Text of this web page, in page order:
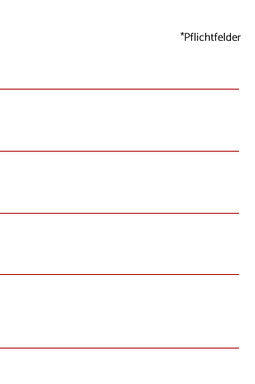
Pflichtfelder